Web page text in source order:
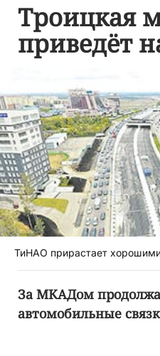
Троицкая
приведёт
ТиНАО прирастает
За МКАДом
автомобильные